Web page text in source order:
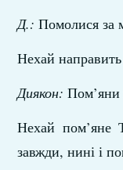
Д.: Помолися за
Нехай
Диякон: Пом’яни
Нехай пом’яне
завжди, нині і